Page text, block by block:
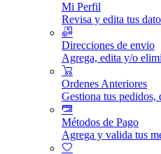
Mi Perfil
Revisa y edita tus
Direcciones de envio
Agrega, edita y/o
Ordenes Anteriores
Gestiona tus pedidos,
Métodos de Pago
Agrega y valida tus